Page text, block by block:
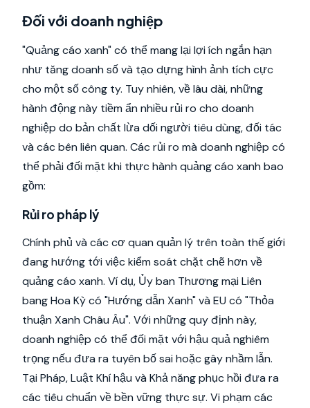
Đối với doanh nghiệp
"Quảng cáo xanh" có thể mang lại lợi ích ngắn hạn
như tăng doanh số và tạo dựng hình ảnh tích cực
cho một số công ty. Tuy nhiên, về lâu dài, những
hành động này tiềm ẩn nhiều rủi ro cho doanh
nghiệp do bản chất lừa dối người tiêu dùng, đối tác
và các bên liên quan. Các rủi ro mà doanh nghiệp có
thể phải đối mặt khi thực hành quảng cáo xanh bao
gồm:
Rủi ro pháp lý
Chính phủ và các cơ quan quản lý trên toàn thế giới
đang hướng tới việc kiểm soát chặt chẽ hơn về
quảng cáo xanh. Ví dụ, Ủy ban Thương mại Liên
bang Hoa Kỳ có "Hướng dẫn Xanh" và EU có "Thỏa
thuận Xanh Châu Âu". Với những quy định này,
doanh nghiệp có thể đối mặt với hậu quả nghiêm
trọng nếu đưa ra tuyên bố sai hoặc gây nhầm lẫn.
Tại Pháp, Luật Khí hậu và Khả năng phục hồi đưa ra
các tiêu chuẩn về bền vững thực sự. Vi phạm các